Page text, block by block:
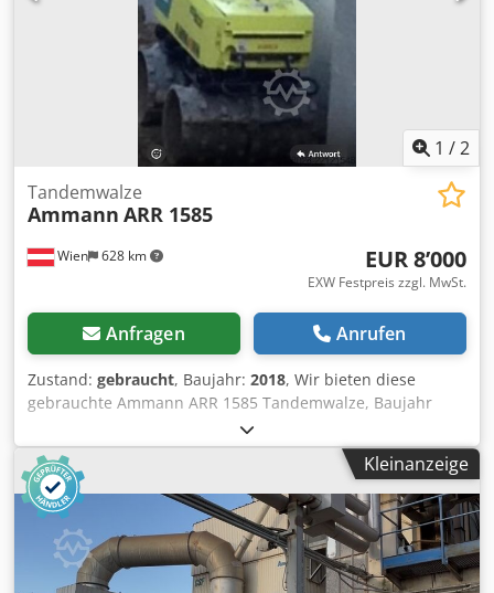
1 /2
Wien 628 km
Tandemwalze
Ammann ARR 1585
EUR 8’000
EXW Festpreis zzgl. MwSt.
Anfragen Anrufen
Zustand: gebraucht, Baujahr: 2018, Wir bieten diese
gebrauchte Ammann ARR 1585 Tandemwalze, Baujahr
2018, an. Typ: ARR 1585 Seriennummer: 558D063
Einsatzgewicht: 1 395 kg Maximales Gewicht: 1 405 kg
Nennleistung: 13,2 kW Baujahr: 2018 Codpfx Afszddcpe
Eerf Wenn Sie Rückfragen haben oder mehr Informationen
benötigen, schreiben Sie uns gerne eine Nachricht oder
rufen uns an.
Kleinanzeige